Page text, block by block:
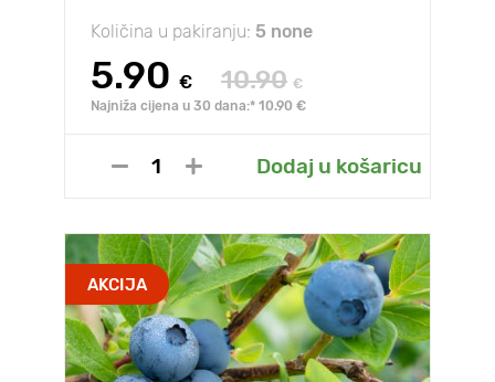
Količina u pakiranju: 5 none
5.90 € 10.90 €
Najniža cijena u 30 dana:* 10.90 €
Dodaj u košaricu
AKCIJA